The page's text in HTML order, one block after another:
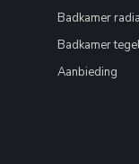
Badkamer
Badkamer
Aanbieding